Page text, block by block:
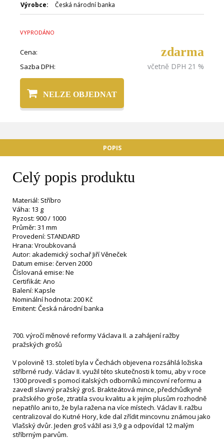
Výrobce: Česká národní banka
VYPRODÁNO
Cena: zdarma
Sazba DPH: včetně DPH 21 %
NELZE OBJEDNAT
POPIS
Celý popis produktu
Materiál: Stříbro
Váha: 13 g
Ryzost: 900 / 1000
Průměr: 31 mm
Provedení: STANDARD
Hrana: Vroubkovaná
Autor: akademický sochař Jiří Věneček
Datum emise: červen 2000
Číslovaná emise: Ne
Certifikát: Ano
Balení: Kapsle
Nominální hodnota: 200 Kč
Emitent: Česká národní banka
700. výročí měnové reformy Václava II. a zahájení ražby
pražských grošů
V polovině 13. století byla v Čechách objevena rozsáhlá ložiska
stříbrné rudy. Václav II. využil této skutečnosti k tomu, aby v roce
1300 provedl s pomocí italských odborníků mincovní reformu a
zavedl slavný pražský groš. Brakteátová mince, předchůdkyně
pražského groše, ztratila svou kvalitu a k jejím plusům rozhodně
nepatřilo ani to, že byla ražena na více místech. Václav II. ražbu
centralizoval do Kutné Hory, kde dal zřídit mincovnu známou jako
Vlašský dvůr. Jeden groš vážil asi 3,9 g a odpovídal 12 malým
stříbrným parvům.